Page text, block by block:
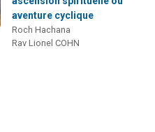
aventure cyclique
Roch Hachana
Rav Lionel COHN